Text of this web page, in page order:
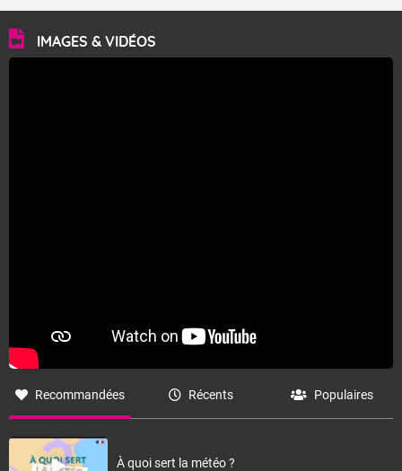
IMAGES & VIDÉOS
Recommandées Récents Populaires
À quoi sert la météo ?